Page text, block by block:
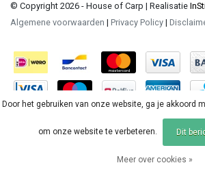
© Copyright 2026 - House of Carp | Realisatie
Algemene voorwaarden | Privacy Policy |
Door het gebruiken van onze website, ga je akkoord
om onze website te verbeteren. Dit
Meer over cookies »